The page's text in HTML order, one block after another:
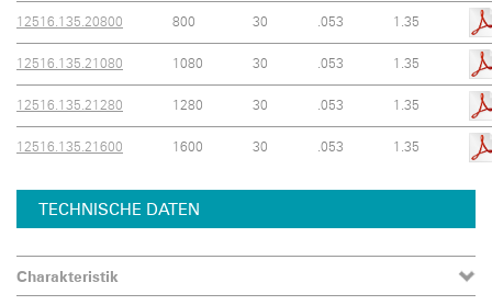
12516.135.20800 800 30 .053 1.35
12516.135.21080 1080 30 .053 1.35
12516.135.21280 1280 30 .053 1.35
12516.135.21600 1600 30 .053 1.35
TECHNISCHE DATEN
Charakteristik